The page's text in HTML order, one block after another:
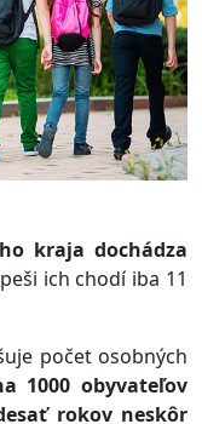
kraja dochádza
ich chodí iba 11
počet osobných
1000 obyvateľov
rokov neskôr